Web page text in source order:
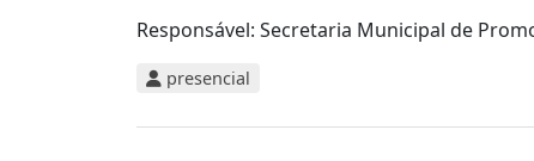
Responsável: Secretaria Municipal de
presencial